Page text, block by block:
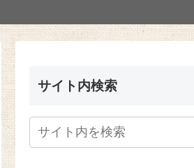
サイト内検索